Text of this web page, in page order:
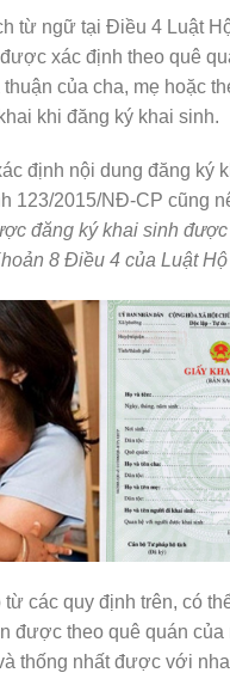
từ ngữ tại Điều 4 Luật
xác định theo quê
của cha, mẹ hoặc
khi đăng ký khai sinh.
định nội dung đăng ký
123/2015/NĐ-CP cũng
đăng ký khai sinh
8 Điều 4 của Luật Hộ
các quy định trên, có
được theo quê quán của
thống nhất được với